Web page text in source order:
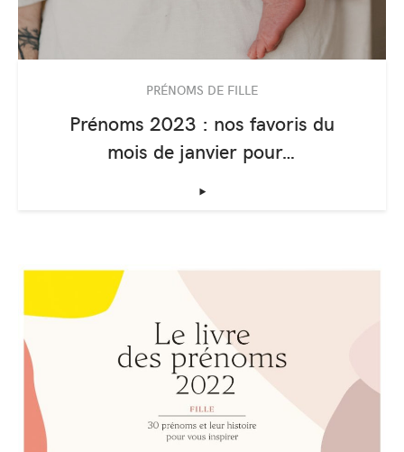
PRÉNOMS DE FILLE
Prénoms 2023 : nos favoris du
mois de janvier pour…
‣